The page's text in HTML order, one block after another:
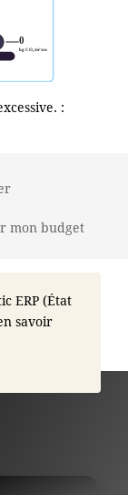
:
mon budget
ERP (État
savoir